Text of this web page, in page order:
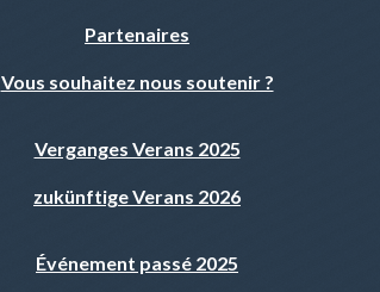
Partenaires
Vous souhaitez nous soutenir ?
Verganges Verans 2025
zukünftige Verans 2026
Événement passé 2025